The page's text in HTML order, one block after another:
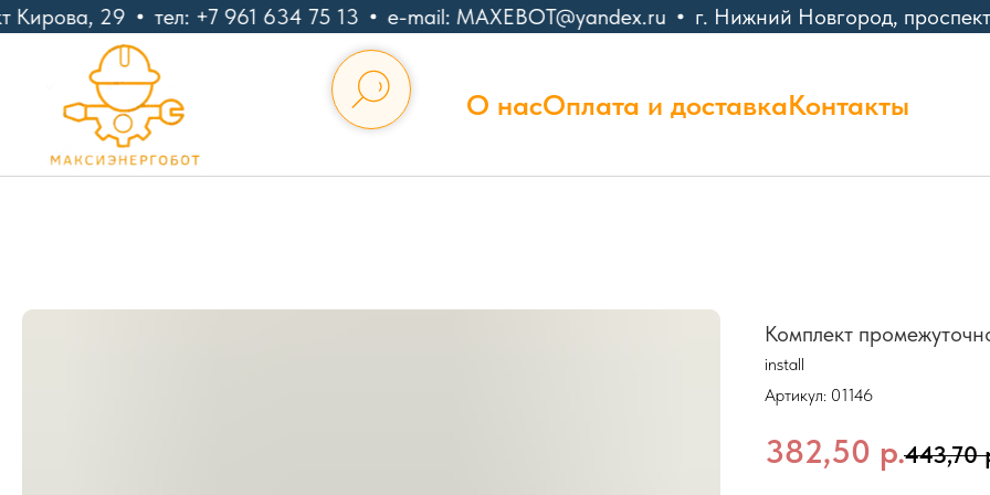
29 тел: +7 961 634 75 13 e-mail: MAXEBOT@yandex.ru г. Нижний Новгород, проспект
О насОплата и доставкаКонтакты
Комплект
install
Артикул: 01146
382,50 р.443,70